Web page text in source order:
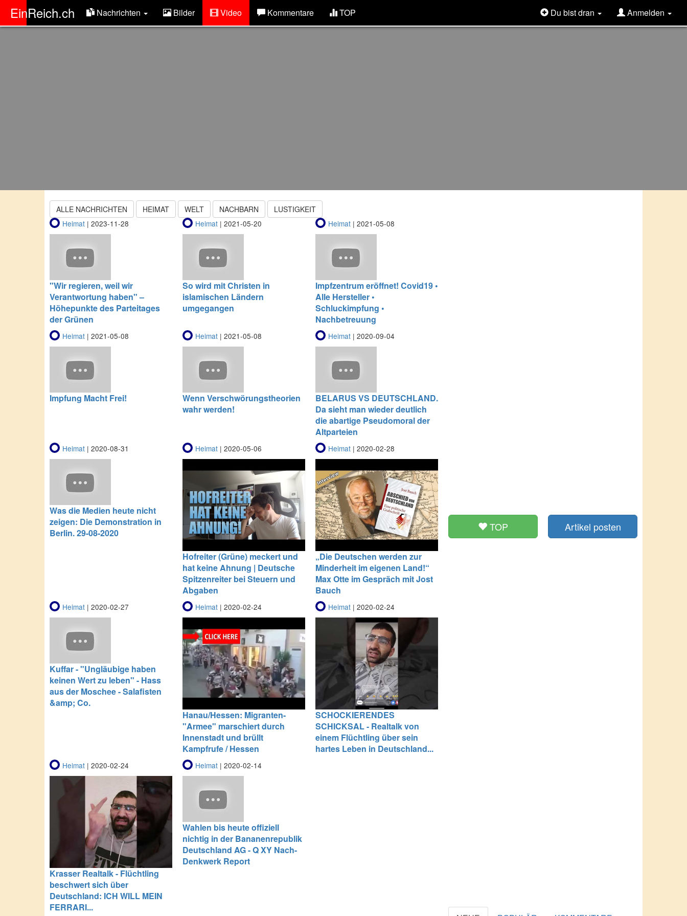
EinReich.ch Nachrichten Bilder Video Kommentare TOP Du bist dran Anmelden
ER
ALLE NACHRICHTEN HEIMAT WELT NACHBARN
LUSTIGKEIT
Heimat | 2023-11-28
"Wir regieren, weil wir
Verantwortung haben" –
Höhepunkte des Parteitages
der Grünen
Heimat| 2021-05-20
So wird mit Christen in
islamischen Ländern
umgegangen
Heimat| 2021-05-08
Impfzentrum eröffnet! Covid19 •
Alle Hersteller •
Schluckimpfung •
Nachbetreuung
Heimat | 2021-05-08
Impfung Macht Frei!
Heimat| 2021-05-08
Wenn Verschwörungstheorien
wahr werden!
Heimat| 2020-09-04
BELARUS VS DEUTSCHLAND.
Da sieht man wieder deutlich
die abartige Pseudomoral der
Altparteien
Heimat | 2020-08-31
Was die Medien heute nicht
zeigen: Die Demonstration in
Berlin. 29-08-2020
Heimat| 2020-05-06
Hofreiter (Grüne) meckert und
hat keine Ahnung | Deutsche
Spitzenreiter bei Steuern und
Abgaben
Heimat| 2020-02-28
„Die Deutschen werden zur
Minderheit im eigenen Land!“
Max Otte im Gespräch mit Jost
Bauch
Heimat | 2020-02-27
Kuffar - "Ungläubige haben
keinen Wert zu leben" - Hass
aus der Moschee - Salafisten
&amp; Co.
Heimat| 2020-02-24
Hanau/Hessen: Migranten-
"Armee" marschiert durch
Innenstadt und brüllt
Kampfrufe / Hessen
Heimat| 2020-02-24
SCHOCKIERENDES
SCHICKSAL - Realtalk von
einem Flüchtling über sein
hartes Leben in Deutschland...
Heimat | 2020-02-24
Krasser Realtalk - Flüchtling
beschwert sich über
Deutschland: ICH WILL MEIN
FERRARI...
Heimat| 2020-02-14
Wahlen bis heute offiziell
nichtig in der Bananenrepublik
Deutschland AG - Q XY Nach-
Denkwerk Report
TOP Artikel posten